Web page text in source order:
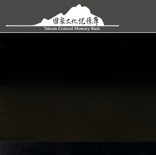
跳到主要內容區塊
:::